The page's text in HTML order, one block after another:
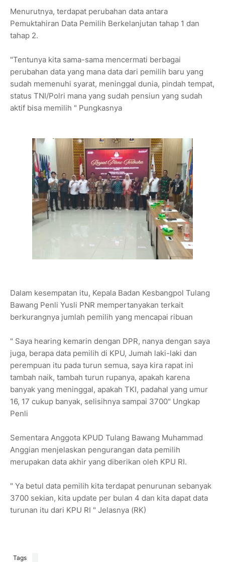
Menurutnya, terdapat perubahan data antara
Pemuktahiran Data Pemilih Berkelanjutan tahap 1 dan
tahap 2.
"Tentunya kita sama-sama mencermati berbagai
perubahan data yang mana data dari pemilih baru yang
sudah memenuhi syarat, meninggal dunia, pindah tempat,
status TNI/Polri mana yang sudah pensiun yang sudah
aktif bisa memilih " Pungkasnya
Dalam kesempatan itu, Kepala Badan Kesbangpol Tulang
Bawang Penli Yusli PNR mempertanyakan terkait
berkurangnya jumlah pemilih yang mencapai ribuan
" Saya hearing kemarin dengan DPR, nanya dengan saya
juga, berapa data pemilih di KPU, Jumah laki-laki dan
perempuan itu pada turun semua, saya kira rapat ini
tambah naik, tambah turun rupanya, apakah karena
banyak yang meninggal, apakah TKI, padahal yang umur
16, 17 cukup banyak, selisihnya sampai 3700" Ungkap
Penli
Sementara Anggota KPUD Tulang Bawang Muhammad
Anggian menjelaskan pengurangan data pemilih
merupakan data akhir yang diberikan oleh KPU RI.
" Ya betul data pemilih kita terdapat penurunan sebanyak
3700 sekian, kita update per bulan 4 dan kita dapat data
turunan itu dari KPU RI " Jelasnya (RK)
Tags